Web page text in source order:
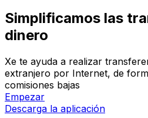
Simplificamos las
dinero
Xe te ayuda a realizar
extranjero por Internet, de
comisiones bajas
Empezar
Descarga la aplicación